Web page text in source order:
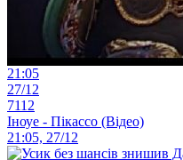
21:05
27/12
7112
Іноуе - Пікассо (Відео)
21:05, 27/12